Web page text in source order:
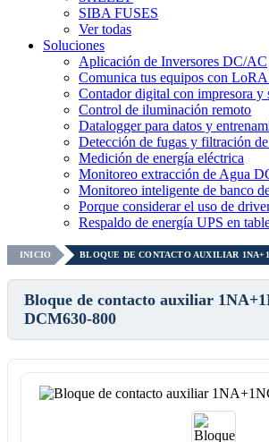
SIBA FUSES
Ver todas
Soluciones
Aplicación de Inversores DC/AC
Comunica tus equipos con
Contador digital con impresora y
Control de iluminación remoto
Datalogger para datos y
Detección de fugas y filtración de
Medición de energía eléctrica
Monitoreo extracción de Agua
Monitoreo inteligente de banco
Porque considerar el uso de
Respaldo de energía UPS en
INICIO BLOQUE DE CONTACTO AUXILIAR
Bloque de contacto auxiliar
DCM630-800